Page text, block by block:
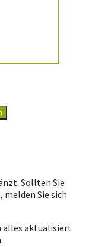
Sollten Sie
Sie sich
alles aktualisiert